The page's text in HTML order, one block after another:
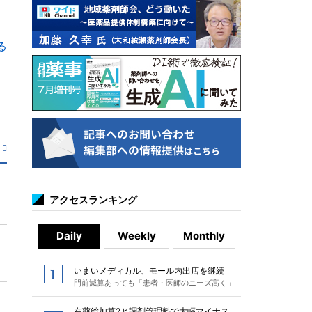
アクセスランキング
Daily Weekly Monthly
いまいメディカル、モール内出店を継続
門前減算あっても「患者・医師のニーズ高く」